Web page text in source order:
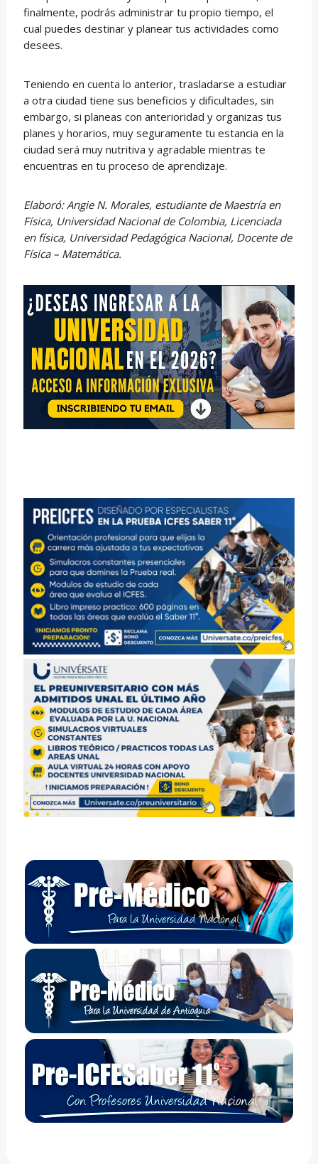
finalmente, podrás administrar tu propio tiempo, el
cual puedes destinar y planear tus actividades como
desees.
Teniendo en cuenta lo anterior, trasladarse a estudiar
a otra ciudad tiene sus beneficios y dificultades, sin
embargo, si planeas con anterioridad y organizas tus
planes y horarios, muy seguramente tu estancia en la
ciudad será muy nutritiva y agradable mientras te
encuentras en tu proceso de aprendizaje.
Elaboró: Angie N. Morales, estudiante de Maestría en
Física, Universidad Nacional de Colombia, Licenciada
en física, Universidad Pedagógica Nacional, Docente de
Física – Matemática.